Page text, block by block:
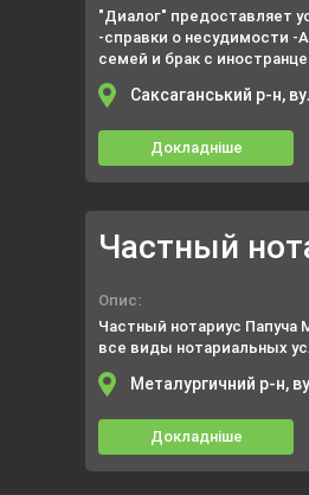
"Диалог" предоставляет
-справки о несудимости -
семей и брак с
Саксаганський р-н,
Докладніше
Опис:
Частный нотариус Папуча
все виды нотариальных
Металургичний р-н,
Докладніше